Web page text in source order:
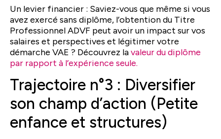
Un levier financier : Saviez-vous que même si vous
avez exercé sans diplôme, l’obtention du Titre
Professionnel ADVF peut avoir un impact sur vos
salaires et perspectives et légitimer votre
démarche VAE ? Découvrez lavaleur du diplôme
par rapport à l’expérience seule.
Trajectoire n°3 : Diversifier
son champ d’action (Petite
enfance et structures)